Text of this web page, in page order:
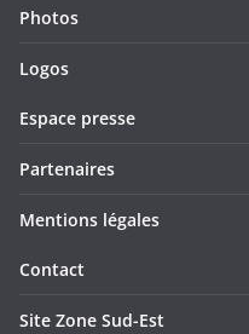
Photos
Logos
Espace presse
Partenaires
Mentions légales
Contact
Site Zone Sud-Est